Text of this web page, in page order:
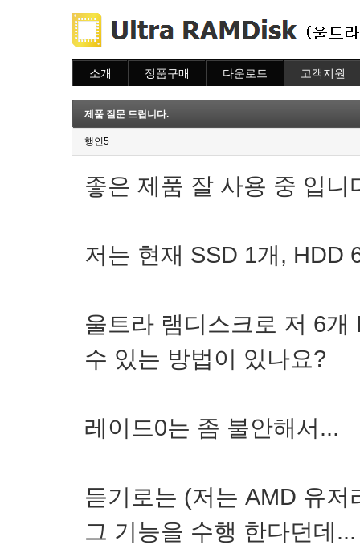
소개 정품구매
주문조회
이용안내
다운로드 고객지원
질문하기
제품 질문 드립니다.
행인5
좋은 제품 잘 사용 중 입니
저는 현재 SSD 1개, HDD
울트라 램디스크로 저 6
수 있는 방법이 있나요?
레이드0는 좀 불안해서...
듣기로는 (저는 AMD 유
그 기능을 수행 한다던데...